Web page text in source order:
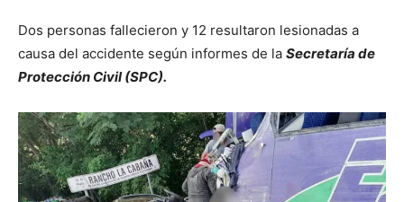
Dos personas fallecieron y 12 resultaron lesionadas a
causa del accidente según informes de la Secretaría de
Protección Civil (SPC).